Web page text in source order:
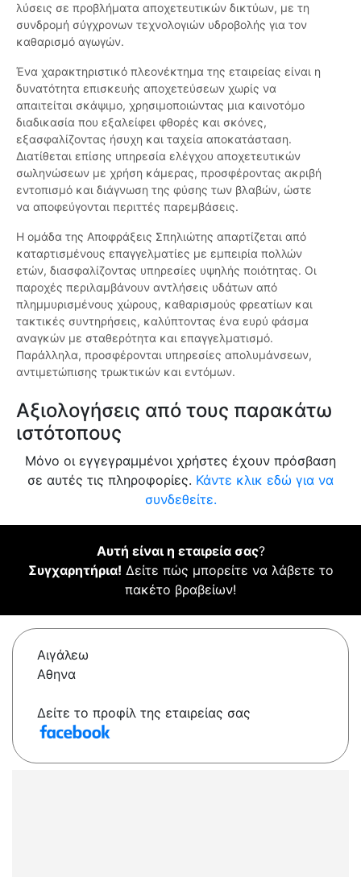
λύσεις σε προβλήματα αποχετευτικών δικτύων, με τη
συνδρομή σύγχρονων τεχνολογιών υδροβολής για τον
καθαρισμό αγωγών.
Ένα χαρακτηριστικό πλεονέκτημα της εταιρείας είναι η
δυνατότητα επισκευής αποχετεύσεων χωρίς να
απαιτείται σκάψιμο, χρησιμοποιώντας μια καινοτόμο
διαδικασία που εξαλείφει φθορές και σκόνες,
εξασφαλίζοντας ήσυχη και ταχεία αποκατάσταση.
Διατίθεται επίσης υπηρεσία ελέγχου αποχετευτικών
σωληνώσεων με χρήση κάμερας, προσφέροντας ακριβή
εντοπισμό και διάγνωση της φύσης των βλαβών, ώστε
να αποφεύγονται περιττές παρεμβάσεις.
Η ομάδα της Αποφράξεις Σπηλιώτης απαρτίζεται από
καταρτισμένους επαγγελματίες με εμπειρία πολλών
ετών, διασφαλίζοντας υπηρεσίες υψηλής ποιότητας. Οι
παροχές περιλαμβάνουν αντλήσεις υδάτων από
πλημμυρισμένους χώρους, καθαρισμούς φρεατίων και
τακτικές συντηρήσεις, καλύπτοντας ένα ευρύ φάσμα
αναγκών με σταθερότητα και επαγγελματισμό.
Παράλληλα, προσφέρονται υπηρεσίες απολυμάνσεων,
αντιμετώπισης τρωκτικών και εντόμων.
Αξιολογήσεις από τους παρακάτω
ιστότοπους
Μόνο οι εγγεγραμμένοι χρήστες έχουν πρόσβαση
σε αυτές τις πληροφορίες. Κάντε κλικ εδώ για να
συνδεθείτε.
Αυτή είναι η εταιρεία σας?
Συγχαρητήρια! Δείτε πώς μπορείτε να λάβετε το
πακέτο βραβείων!
Αιγάλεω
Αθηνα
Δείτε το προφίλ της εταιρείας σας